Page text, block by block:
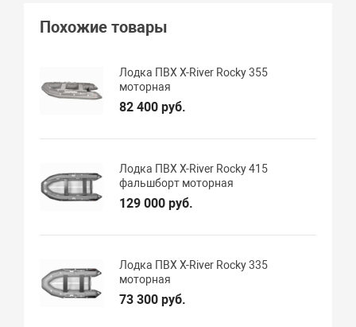
Похожие товары
Лодка ПВХ X-River Rocky 355
моторная
82 400 руб.
Лодка ПВХ X-River Rocky 415
фальшборт моторная
129 000 руб.
Лодка ПВХ X-River Rocky 335
моторная
73 300 руб.